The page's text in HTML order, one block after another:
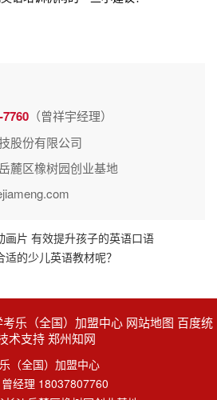
（曾祥宇经理）
股份有限公司
麓区橡树园创业基地
画片 有效提升孩子的英语口语
的少儿英语教材呢？
乐（全国）加盟中心 网站地图 百度统
术支持 郑州知网
（全国）加盟中心
经理 18037807760